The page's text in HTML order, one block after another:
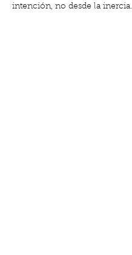
intención, no desde la inercia.